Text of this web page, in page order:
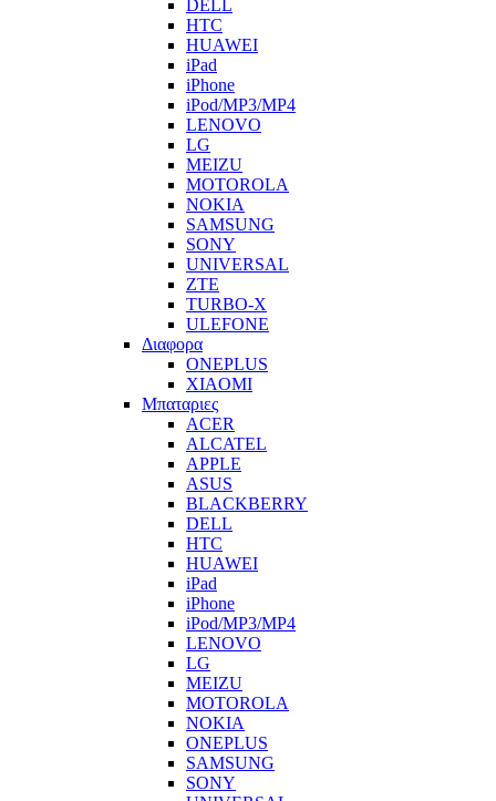
DELL
HTC
HUAWEI
iPad
iPhone
iPod/MP3/MP4
LENOVO
LG
MEIZU
MOTOROLA
NOKIA
SAMSUNG
SONY
UNIVERSAL
ZTE
TURBO-X
ULEFONE
Διαφορα
ONEPLUS
XIAOMI
Μπαταριες
ACER
ALCATEL
APPLE
ASUS
BLACKBERRY
DELL
HTC
HUAWEI
iPad
iPhone
iPod/MP3/MP4
LENOVO
LG
MEIZU
MOTOROLA
NOKIA
ONEPLUS
SAMSUNG
SONY